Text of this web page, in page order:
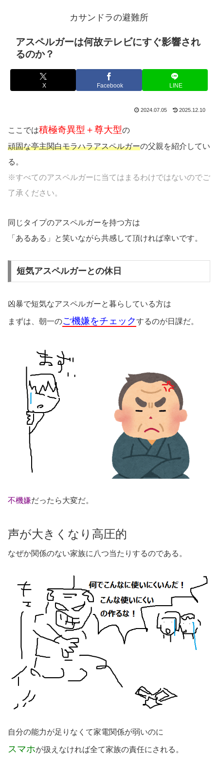
カサンドラの避難所
アスペルガーは何故テレビにすぐ影響され
るのか？
X Facebook LINE
2024.07.05 2025.12.10
ここでは積極奇異型＋尊大型の
頑固な亭主関白モラハラアスペルガーの父親を紹介してい
る。
※すべてのアスペルガーに当てはまるわけではないのでご
了承ください。
同じタイプのアスペルガーを持つ方は
「あるある」と笑いながら共感して頂ければ幸いです。
短気アスペルガーとの休日
凶暴で短気なアスペルガーと暮らしている方は
まずは、朝一のご機嫌をチェックするのが日課だ。
不機嫌だったら大変だ。
声が大きくなり高圧的
なぜか関係のない家族に八つ当たりするのである。
自分の能力が足りなくて家電関係が弱いのに
スマホが扱えなければ全て家族の責任にされる。